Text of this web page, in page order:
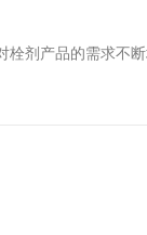
剂产品的需求不